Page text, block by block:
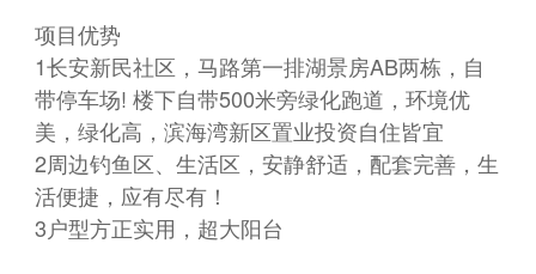
项目优势
1长安新民社区，马路第一排湖景房AB两栋，自
带停车场! 楼下自带500米旁绿化跑道，环境优
美，绿化高，滨海湾新区置业投资自住皆宜
2周边钓鱼区、生活区，安静舒适，配套完善，生
活便捷，应有尽有！
3户型方正实用，超大阳台